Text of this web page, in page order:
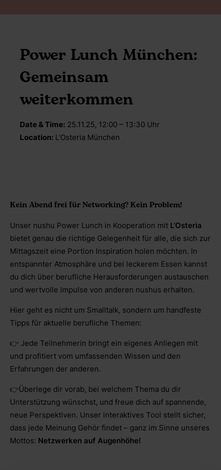
Power Lunch München:
Gemeinsam
weiterkommen
Date & Time: 25.11.25, 12:00 – 13:30 Uhr
Location: L'Osteria München
Kein Abend frei für Networking? Kein Problem!
Unser nushu Power Lunch in Kooperation mit L’Osteria
bietet genau die richtige Gelegenheit für alle, die sich zur
Mittagszeit eine Portion Inspiration holen möchten. In
entspannter Atmosphäre und bei leckerem Essen kannst
du dich über berufliche Herausforderungen austauschen
und wertvolle Impulse von anderen nushus erhalten.
Hier geht es nicht um Smalltalk, sondern um handfeste
Tipps für aktuelle berufliche Themen:
👉 Jede Teilnehmerin bringt ein eigenes Anliegen mit
und profitiert vom umfassenden Wissen und den
Erfahrungen der anderen.
👉Überlege dir vorab, bei welchem Thema du dir
Unterstützung wünschst, und freue dich auf spannende,
neue Perspektiven. Unser interaktives Tool stellt sicher,
dass jede Meinung Gehör findet – ganz im Sinne unseres
Mottos: Netzwerken auf Augenhöhe!